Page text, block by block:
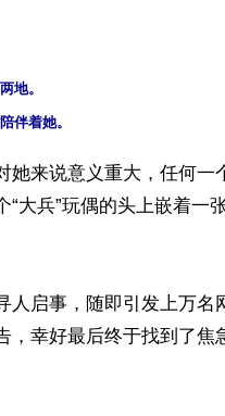
地。
她来说意义重大，任何一
大兵”玩偶的头上嵌着一
人启事，随即引发上万名
，幸好最后终于找到了焦